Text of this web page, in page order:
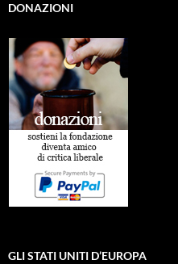
DONAZIONI
GLI STATI UNITI D’EUROPA